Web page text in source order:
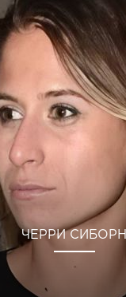
ЧЕРРИ СИБОРН